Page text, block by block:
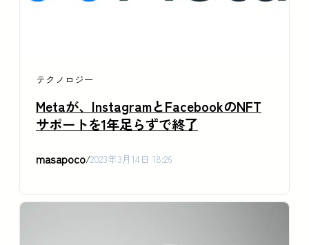
テクノロジー
Metaが、InstagramとFacebookのNFT
サポートを1年足らずで終了
masapoco/2023年3月14日 18:26